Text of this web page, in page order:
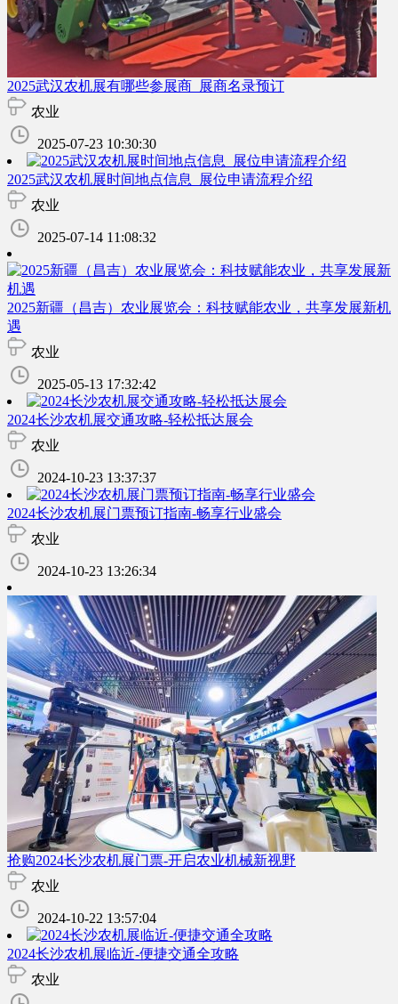
2025武汉农机展有哪些参展商_展商名录预订
农业
2025-07-23 10:30:30
2025武汉农机展时间地点信息_展位申请流程介绍
农业
2025-07-14 11:08:32
2025新疆（昌吉）农业展览会：科技赋能农业，共享发展新机
遇
农业
2025-05-13 17:32:42
2024长沙农机展交通攻略-轻松抵达展会
农业
2024-10-23 13:37:37
2024长沙农机展门票预订指南-畅享行业盛会
农业
2024-10-23 13:26:34
抢购2024长沙农机展门票-开启农业机械新视野
农业
2024-10-22 13:57:04
2024长沙农机展临近-便捷交通全攻略
农业